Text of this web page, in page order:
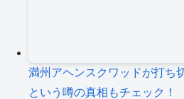
満州アヘンスクワッドが打ち
という噂の真相もチェック！